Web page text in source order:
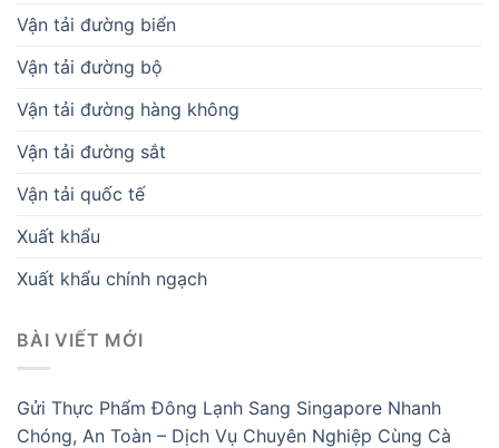
Vận tải đường biển
Vận tải đường bộ
Vận tải đường hàng không
Vận tải đường sắt
Vận tải quốc tế
Xuất khẩu
Xuất khẩu chính ngạch
BÀI VIẾT MỚI
Gửi Thực Phẩm Đông Lạnh Sang Singapore Nhanh
Chóng, An Toàn – Dịch Vụ Chuyên Nghiệp Cùng Cà